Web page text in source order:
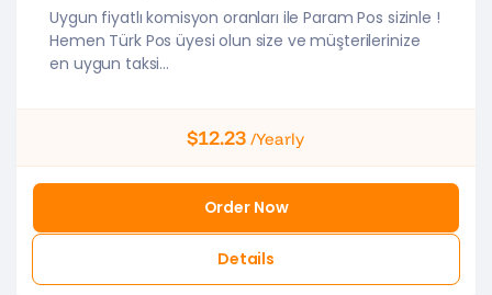
Uygun fiyatlı komisyon oranları ile Param Pos sizinle !
Hemen Türk Pos üyesi olun size ve müşterilerinize
en uygun taksi...
$12.23 /Yearly
Order Now
Details